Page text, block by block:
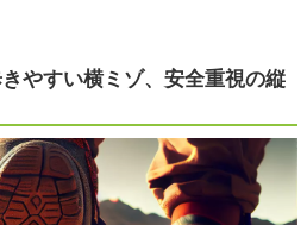
きやすい横ミゾ、安全重視の縦